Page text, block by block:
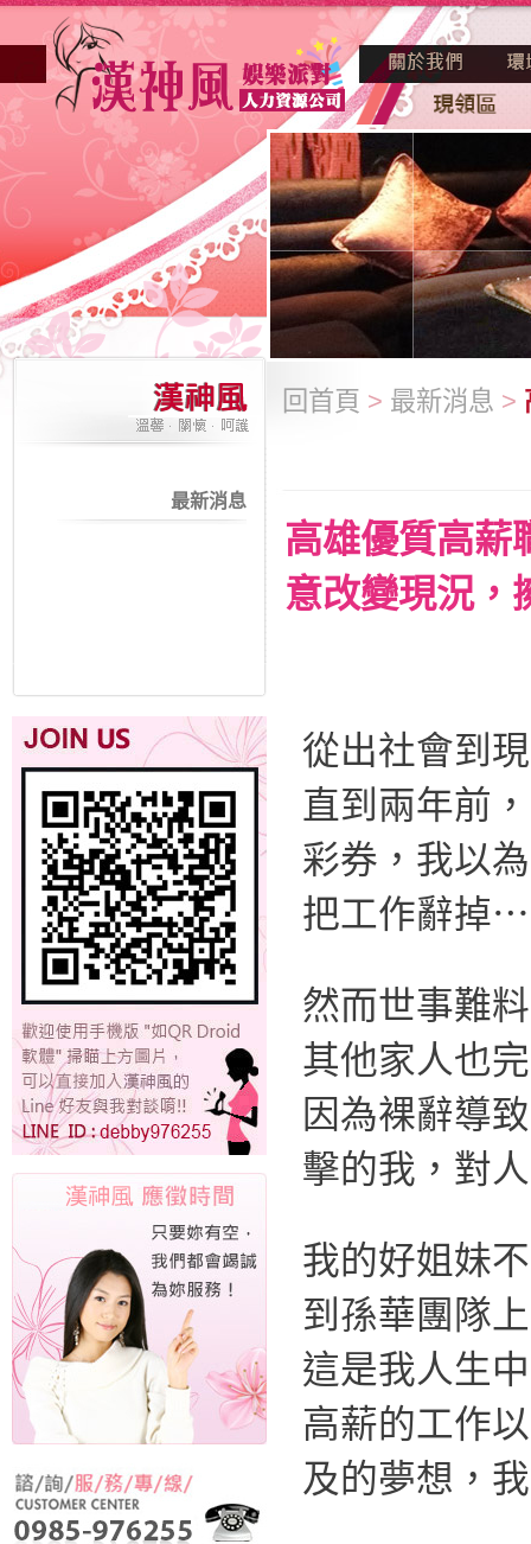
最新消息
回首頁 > 最新消息 >
高雄優質高薪
意改變現況，
從出社會到
直到兩年前
彩券，我以
把工作辭掉
然而世事難
其他家人也
因為裸辭導
擊的我，對
我的好姐妹
到孫華團隊
這是我人生
高薪的工作
及的夢想，